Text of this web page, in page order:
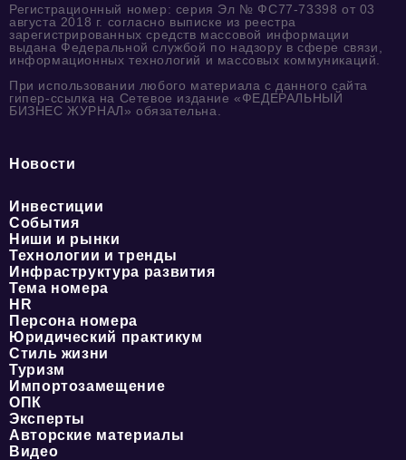
Регистрационный номер: серия Эл № ФС77-73398 от 03
августа 2018 г. согласно выписке из реестра
зарегистрированных средств массовой информации
выдана Федеральной службой по надзору в сфере связи,
информационных технологий и массовых коммуникаций.
При использовании любого материала с данного сайта
гипер-ссылка на Сетевое издание «ФЕДЕРАЛЬНЫЙ
БИЗНЕС ЖУРНАЛ» обязательна.
Новости
Инвестиции
События
Ниши и рынки
Технологии и тренды
Инфраструктура развития
Тема номера
HR
Персона номера
Юридический практикум
Стиль жизни
Туризм
Импортозамещение
ОПК
Эксперты
Авторские материалы
Видео